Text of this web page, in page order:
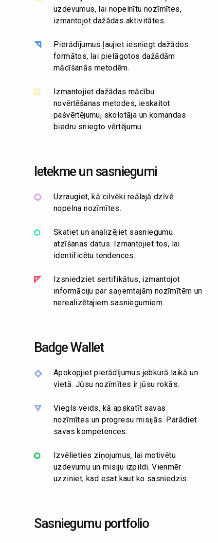
uzdevumus, lai nopelnītu nozīmītes,
izmantojot dažādas aktivitātes.
Pierādījumus ļaujiet iesniegt dažādos
formātos, lai pielāgotos dažādām
mācīšanās metodēm.
Izmantojiet dažādas mācību
novērtēšanas metodes, ieskaitot
pašvērtējumu, skolotāja un komandas
biedru sniegto vērtējumu.
Ietekme un sasniegumi
Uzraugiet, kā cilvēki reālajā dzīvē
nopelna nozīmītes.
Skatiet un analizējiet sasniegumu
atzīšanas datus. Izmantojiet tos, lai
identificētu tendences.
Izsniedziet sertifikātus, izmantojot
informāciju par saņemtajām nozīmītēm un
nerealizētajiem sasniegumiem.
Badge Wallet
Apokopjiet pierādījumus jebkurā laikā un
vietā. Jūsu nozīmītes ir jūsu rokās.
Viegls veids, kā apskatīt savas
nozīmītes un progresu misijās. Parādiet
savas kompetences.
Izvēlieties ziņojumus, lai motivētu
uzdevumu un misiju izpildi. Vienmēr
uzziniet, kad esat kaut ko sasniedzis.
Sasniegumu portfolio